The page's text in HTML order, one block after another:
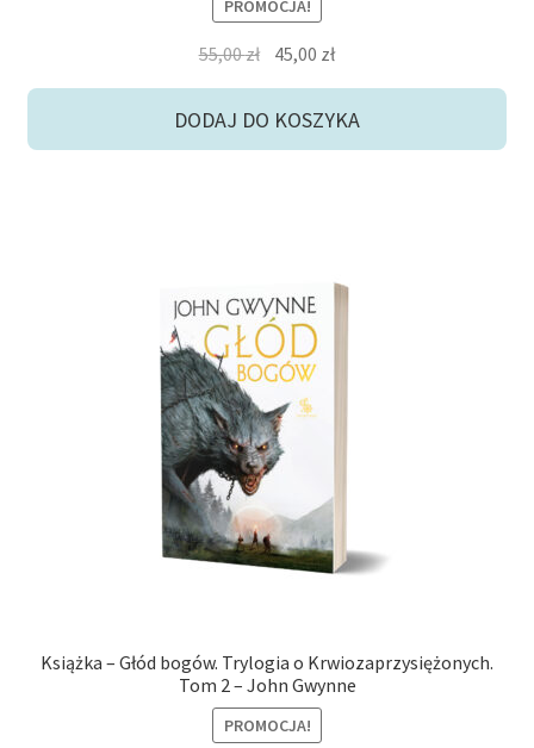
PROMOCJA!
55,00zł Pierwotna
cena
wynosiła:
45,00 złAktualna
cena
wynosi:
DODAJ DO KOSZYKA
Książka – Głód bogów. Trylogia o Krwiozaprzysiężonych.
Tom 2 – John Gwynne
PROMOCJA!